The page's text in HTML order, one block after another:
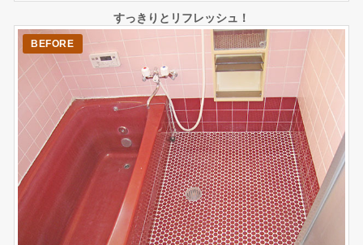
すっきりとリフレッシュ！